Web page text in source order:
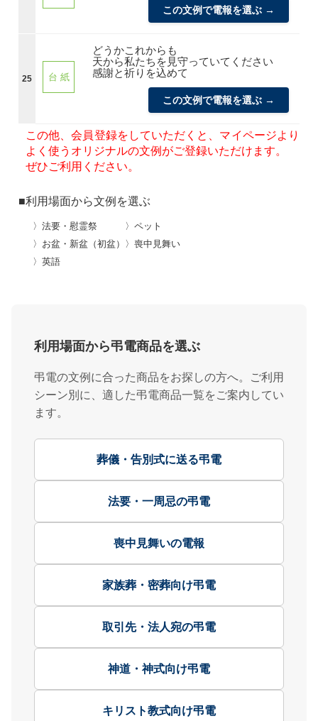
この文例で電報を選ぶ →
25 台 紙
どうかこれからも
天から私たちを見守っていてください
感謝と祈りを込めて
この文例で電報を選ぶ →
この他、会員登録をしていただくと、マイページより
よく使うオリジナルの文例がご登録いただけます。
ぜひご利用ください。
■利用場面から文例を選ぶ
〉法要・慰霊祭
〉ペット
〉お盆・新盆（初盆）
〉喪中見舞い
〉英語
利用場面から弔電商品を選ぶ
弔電の文例に合った商品をお探しの方へ。ご利用
シーン別に、適した弔電商品一覧をご案内してい
ます。
葬儀・告別式に送る弔電
法要・一周忌の弔電
喪中見舞いの電報
家族葬・密葬向け弔電
取引先・法人宛の弔電
神道・神式向け弔電
キリスト教式向け弔電